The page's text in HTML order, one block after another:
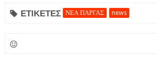
ΕΤΙΚΕΤΕΣ ΝΕΑ ΠΑΡΓΑΣ news